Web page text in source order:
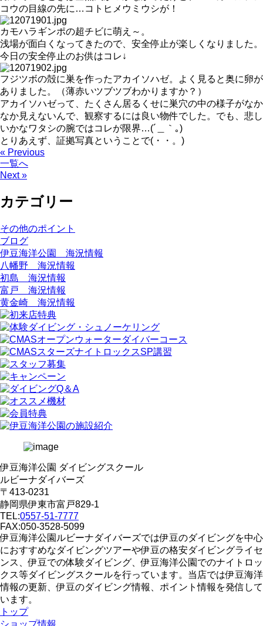
コウの目線の先に…コトヒメウミウシが！
カモハラギンポの超チビに萌え～。
浅場が面白くなってきたので、安全停止が楽しくなりました。
今日の安全停止のお供はコレ↓
フジツボの殻に巣を作ったアカイソハゼ。よく見ると奥に卵が
ありました。（薄赤いツブツブわかりますか？）
アカイソハゼって、たくさん居るくせに巣穴の中の様子がなか
なか見えないんで、観察するには良い物件でした。でも、悲し
いかなワタシの腕ではコレが限界…(´＿｀｡)
とりあえず、証拠写真ということで(・・。)ゞ
« Previous
一覧へ
Next »
カテゴリー
その他のポイント
ブログ
伊豆海洋公園 海況情報
八幡野 海況情報
初島 海況情報
富戸 海況情報
黄金崎 海況情報
伊豆海洋公園 ダイビングスクール
ルビーナダイバーズ
〒413-0231
静岡県伊東市富戸829-1
TEL:0557-51-7777
FAX:050-3528-5099
伊豆海洋公園ルビーナダイバーズでは伊豆のダイビングを中心
におすすめなダイビングツアーや伊豆の格安ダイビングライセ
ンス、伊豆での体験ダイビング、伊豆海洋公園でのナイトロッ
クス等ダイビングスクールを行っています。当店では伊豆海洋
情報の更新、伊豆のダイビング情報、ポイント情報を発信して
います。
トップ